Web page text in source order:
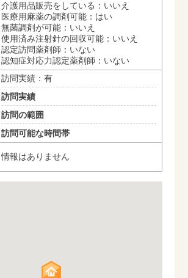
介護用品販売をしている：いいえ
医療用麻薬の調剤可能：はい
無菌調剤が可能：いいえ
使用済み注射針の回収可能：いいえ
認定訪問薬剤師：いない
認知症対応力認定薬剤師：いない
訪問実績：有
訪問実績
訪問の範囲
訪問可能な時間帯
情報はありません